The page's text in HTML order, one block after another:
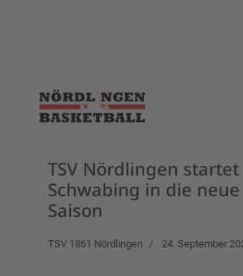
TSV Nördlingen startet
Schwabing in die neue
Saison
TSV 1861 Nördlingen 24. September